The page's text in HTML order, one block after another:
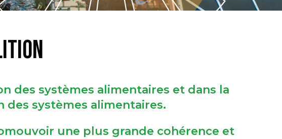
des systèmes alimentaires et dans la
des systèmes alimentaires.
une plus grande cohérence et